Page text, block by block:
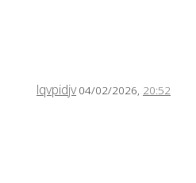
lqvpidjv 04/02/2026, 20:52